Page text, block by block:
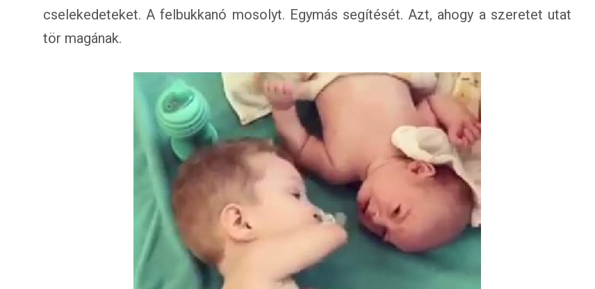
cselekedeteket. A felbukkanó mosolyt. Egymás segítését. Azt, ahogy a szeretet utat
tör magának.